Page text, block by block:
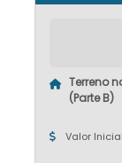
Terreno
(Parte B)
Valor